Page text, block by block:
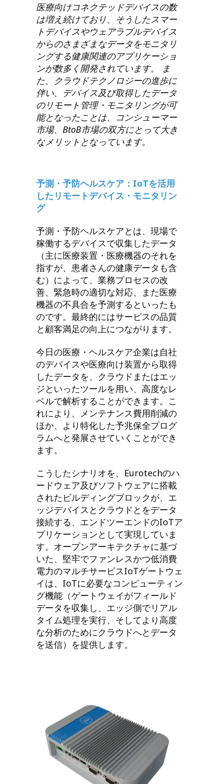
医療向けコネクテッドデバイスの数
は増え続けており、そうしたスマー
トデバイスやウェアラブルデバイス
からのさまざまなデータをモニタリ
ングする健康関連のアプリケーショ
ンが数多く開発されています。 ま
た、クラウドテクノロジーの進歩に
伴い、デバイス及び取得したデータ
のリモート管理・モニタリングが可
能となったことは、コンシューマー
市場、BtoB市場の双方にとって大き
なメリットとなっています。
予測・予防ヘルスケア：IoTを活用
したリモートデバイス・モニタリン
グ
予測・予防ヘルスケアとは、現場で
稼働するデバイスで収集したデータ
（主に医療装置・医療機器のそれを
指すが、患者さんの健康データも含
む）によって、業務プロセスの改
善、緊急時の適切な対応、また医療
機器の不具合を予測するといったも
のです。最終的にはサービスの品質
と顧客満足の向上につながります。
今日の医療・ヘルスケア企業は自社
のデバイスや医療向け装置から取得
したデータを、クラウドまたはエッ
ジといったツールを用い、高度なレ
ベルで解析することができます。こ
れにより、メンテナンス費用削減の
ほか、より特化した予兆保全プログ
ラムへと発展させていくことができ
ます。
こうしたシナリオを、Eurotechのハ
ードウェア及びソフトウェアに搭載
されたビルディングブロックが、エ
ッジデバイスとクラウドとをデータ
接続する、エンドツーエンドのIoTア
プリケーションとして実現していま
す。オープンアーキテクチャに基づ
いた、堅牢でファンレスかつ低消費
電力のマルチサービスIoTゲートウェ
イは、IoTに必要なコンピューティン
グ機能（ゲートウェイがフィールド
データを収集し、エッジ側でリアル
タイム処理を実行、そしてより高度
な分析のためにクラウドへとデータ
を送信）を提供します。